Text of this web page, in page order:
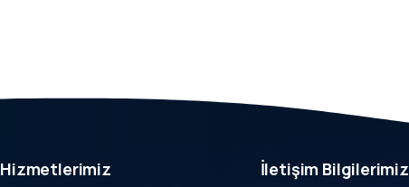
Hizmetlerimiz İletişim Bilgilerimiz